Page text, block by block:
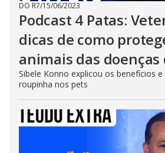
DO R7/15/06/2023
Podcast 4 Patas:
dicas de como
animais das
Sibele Konno explicou os benefícios
roupinha nos pets